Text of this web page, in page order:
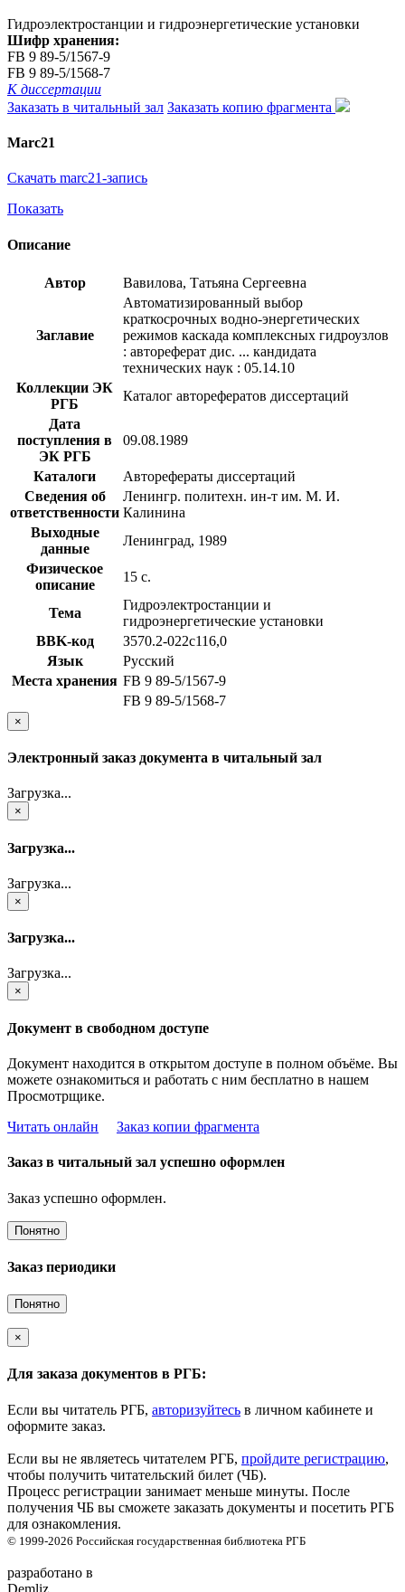
Гидроэлектростанции и гидроэнергетические установки
Шифр хранения:
FB 9 89-5/1567-9
FB 9 89-5/1568-7
К диссертации
Заказать в читальный зал Заказать копию фрагмента
Marc21
Скачать marc21-запись
Показать
Описание
Автор Вавилова, Татьяна Сергеевна
Заглавие
Автоматизированный выбор
краткосрочных водно-энергетических
режимов каскада комплексных гидроузлов
: автореферат дис. ... кандидата
технических наук : 05.14.10
Коллекции ЭК
РГБ
Каталог авторефератов диссертаций
Дата
поступления в
ЭК РГБ
09.08.1989
Каталоги
Авторефераты диссертаций
Сведения об
ответственности
Ленингр. политехн. ин-т им. М. И.
Калинина
Выходные
данные
Ленинград, 1989
Физическое
описание
15 с.
Тема
Гидроэлектростанции и
гидроэнергетические установки
BBK-код
З570.2-022с116,0
Язык
Русский
Места хранения FB 9 89-5/1567-9
FB 9 89-5/1568-7
×
Электронный заказ документа в читальный зал
Загрузка...
×
Загрузка...
Загрузка...
×
Загрузка...
Загрузка...
×
Документ в свободном доступе
Документ находится в открытом доступе в полном объёме. Вы
можете ознакомиться и работать с ним бесплатно в нашем
Просмотрщике.
Читать онлайн
Заказ копии фрагмента
Заказ в читальный зал успешно оформлен
Заказ успешно оформлен.
Понятно
Заказ периодики
Понятно
×
Для заказа документов в РГБ:
Если вы читатель РГБ, авторизуйтесь в личном кабинете и
оформите заказ.
Если вы не являетесь читателем РГБ, пройдите регистрацию,
чтобы получить читательский билет (ЧБ).
Процесс регистрации занимает меньше минуты. После
получения ЧБ вы сможете заказать документы и посетить РГБ
для ознакомления.
© 1999-2026 Российская государственная библиотека РГБ
разработано в
Demliz